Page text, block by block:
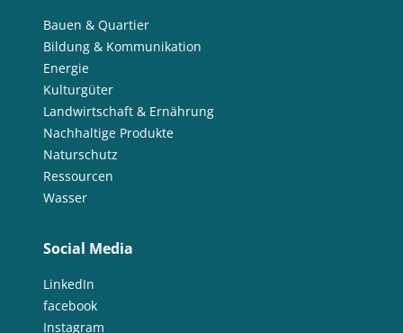
Bauen & Quartier
Bildung & Kommunikation
Energie
Kulturgüter
Landwirtschaft & Ernährung
Nachhaltige Produkte
Naturschutz
Ressourcen
Wasser
Social Media
LinkedIn
facebook
Instagram